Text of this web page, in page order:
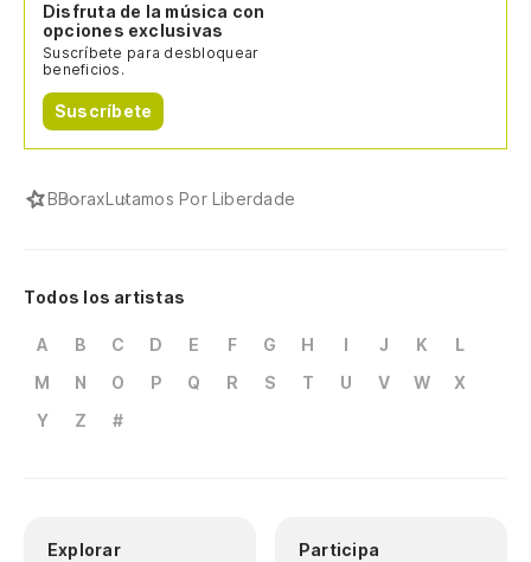
Disfruta de la música con
opciones exclusivas
Suscríbete para desbloquear
beneficios.
Suscríbete
BBoraxLutamos Por Liberdade
Todos los artistas
A B C D E F G H I J K
L
M
N O P Q R S T U V W
X
Y
Z #
Explorar Participa